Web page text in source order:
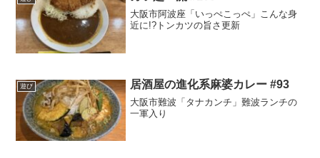
大阪市阿波座「いっぺこっぺ」こんな身
近に!?トンカツの旨さ更新
遊び 居酒屋の進化系麻婆カレー #93
大阪市難波「タナカンチ」難波ランチの
一軍入り